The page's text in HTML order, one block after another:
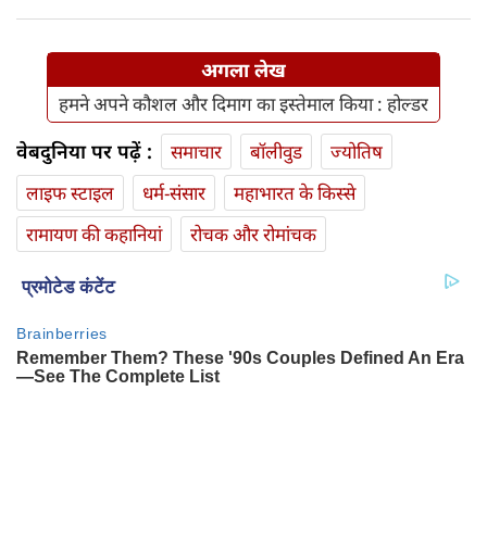
अगला लेख
हमने अपने कौशल और दिमाग का इस्तेमाल किया : होल्डर
वेबदुनिया पर पढ़ें : समाचार बॉलीवुड
ज्योतिष
लाइफ स्‍टाइल
धर्म-संसार
महाभारत के किस्से
रामायण की कहानियां
रोचक और रोमांचक